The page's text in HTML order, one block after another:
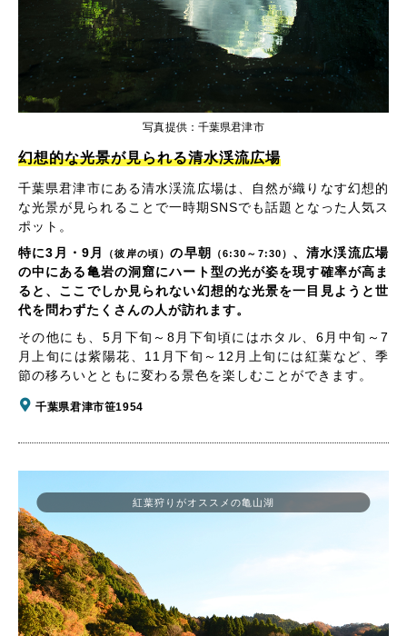
写真提供：千葉県君津市
幻想的な光景が見られる清水渓流広場
千葉県君津市にある清水渓流広場は、自然が織りなす幻想的
な光景が見られることで一時期SNSでも話題となった人気ス
ポット。
特に3月・9月
（彼岸の頃）の早朝 （6:30～7:30） 、清水渓流広場
の中にある亀岩の洞窟にハート型の光が姿を現す確率が高ま
ると、ここでしか見られない幻想的な光景を一目見ようと世
代を問わずたくさんの人が訪れます。
その他にも、5月下旬～8月下旬頃にはホタル、6月中旬～7
月上旬には紫陽花、11月下旬～12月上旬には紅葉など、季
節の移ろいとともに変わる景色を楽しむことができます。
千葉県君津市笹1954
紅葉狩りがオススメの亀山湖